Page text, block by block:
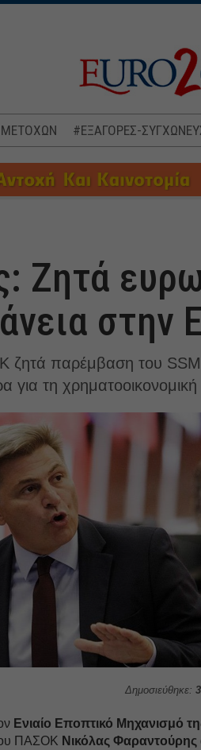
ΜΕΤΟΧΩΝ #ΕΞΑΓΟΡΕΣ-
Ζητά
στην
παρέμβαση του SSM
για τη
Δημοσιεύθηκε:
Ενιαίο Εποπτικό Μηχανισμό
ΠΑΣΟΚ Νικόλας Φαραντούρης